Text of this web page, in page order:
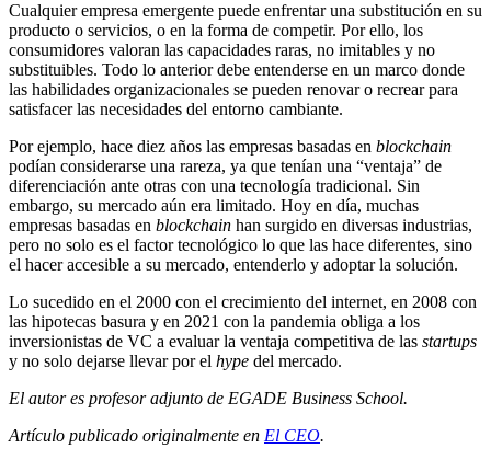
Cualquier empresa emergente puede enfrentar una substitución en su
producto o servicios, o en la forma de competir. Por ello, los
consumidores valoran las capacidades raras, no imitables y no
substituibles. Todo lo anterior debe entenderse en un marco donde
las habilidades organizacionales se pueden renovar o recrear para
satisfacer las necesidades del entorno cambiante.
Por ejemplo, hace diez años las empresas basadas en blockchain
podían considerarse una rareza, ya que tenían una “ventaja” de
diferenciación ante otras con una tecnología tradicional. Sin
embargo, su mercado aún era limitado. Hoy en día, muchas
empresas basadas en blockchain han surgido en diversas industrias,
pero no solo es el factor tecnológico lo que las hace diferentes, sino
el hacer accesible a su mercado, entenderlo y adoptar la solución.
Lo sucedido en el 2000 con el crecimiento del internet, en 2008 con
las hipotecas basura y en 2021 con la pandemia obliga a los
inversionistas de VC a evaluar la ventaja competitiva de las startups
y no solo dejarse llevar por el hype del mercado.
El autor es profesor adjunto de EGADE Business School.
Artículo publicado originalmente en El CEO.